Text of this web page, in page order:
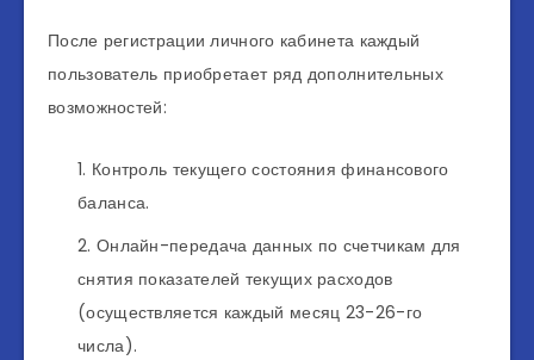
После регистрации личного кабинета каждый
пользователь приобретает ряд дополнительных
возможностей:
Контроль текущего состояния финансового
баланса.
Онлайн-передача данных по счетчикам для
снятия показателей текущих расходов
(осуществляется каждый месяц 23-26-го
числа).